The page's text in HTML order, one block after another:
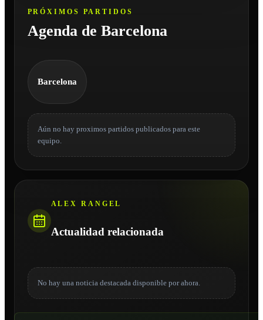
PRÓXIMOS PARTIDOS
Agenda de Barcelona
Barcelona
Aún no hay proximos partidos publicados para este
equipo.
ALEX RANGEL
Actualidad relacionada
No hay una noticia destacada disponible por ahora.